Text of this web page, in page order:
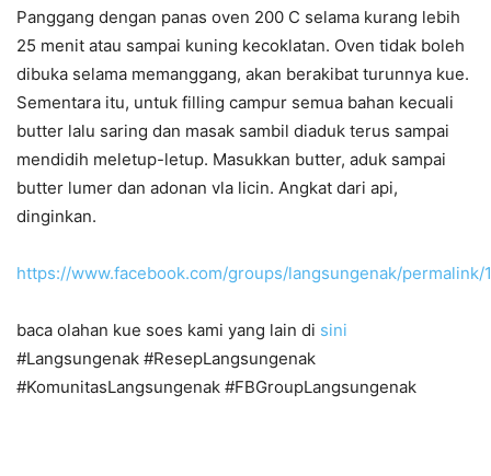
Panggang dengan panas oven 200 C selama kurang lebih
25 menit atau sampai kuning kecoklatan. Oven tidak boleh
dibuka selama memanggang, akan berakibat turunnya kue.
Sementara itu, untuk filling campur semua bahan kecuali
butter lalu saring dan masak sambil diaduk terus sampai
mendidih meletup-letup. Masukkan butter, aduk sampai
butter lumer dan adonan vla licin. Angkat dari api,
dinginkan.
https://www.facebook.com/groups/langsungenak/
baca olahan kue soes kami yang lain di sini
#Langsungenak #ResepLangsungenak
#KomunitasLangsungenak #FBGroupLangsungenak